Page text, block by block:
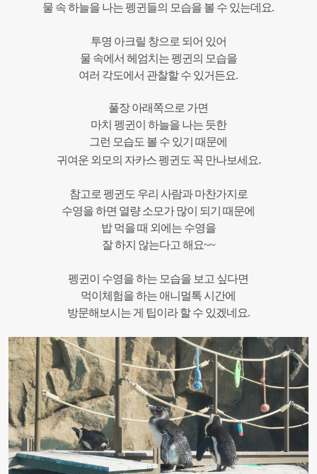
물 속 하늘을 나는 펭귄들의 모습을 볼 수 있는데요.
투명 아크릴 창으로 되어 있어
물 속에서 헤엄치는 펭귄의 모습을
여러 각도에서 관찰할 수 있거든요.
풀장 아래쪽으로 가면
마치 펭귄이 하늘을 나는 듯한
그런 모습도 볼 수 있기 때문에
귀여운 외모의 자카스 펭귄도 꼭 만나보세요.
참고로 펭귄도 우리 사람과 마찬가지로
수영을 하면 열량 소모가 많이 되기 때문에
밥 먹을 때 외에는 수영을
잘 하지 않는다고 해요~~
펭귄이 수영을 하는 모습을 보고 싶다면
먹이체험을 하는 애니멀톡 시간에
방문해보시는 게 팁이라 할 수 있겠네요.